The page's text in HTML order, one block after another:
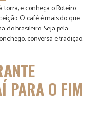
torra, e conheça o Roteiro
O café é mais do que
do brasileiro. Seja pela
conversa e tradição.
PARA O FIM